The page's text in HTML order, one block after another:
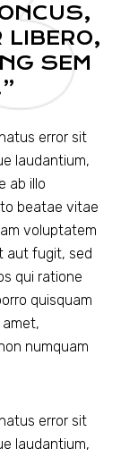
LIBERO,
SEM
error sit
laudantium,
ab illo
beatae vitae
voluptatem
aut fugit, sed
qui ratione
quisquam
numquam
error sit
laudantium,